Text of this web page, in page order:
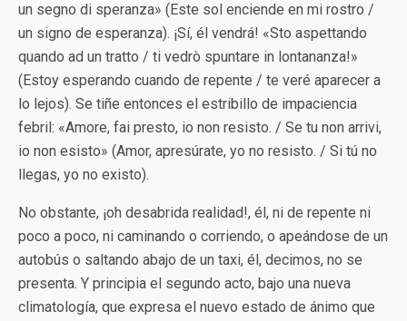
un segno di speranza» (Este sol enciende en mi rostro /
un signo de esperanza). ¡Sí, él vendrá! «Sto aspettando
quando ad un tratto / ti vedrò spuntare in lontananza!»
(Estoy esperando cuando de repente / te veré aparecer a
lo lejos). Se tiñe entonces el estribillo de impaciencia
febril: «Amore, fai presto, io non resisto. / Se tu non arrivi,
io non esisto» (Amor, apresúrate, yo no resisto. / Si tú no
llegas, yo no existo).
No obstante, ¡oh desabrida realidad!, él, ni de repente ni
poco a poco, ni caminando o corriendo, o apeándose de un
autobús o saltando abajo de un taxi, él, decimos, no se
presenta. Y principia el segundo acto, bajo una nueva
climatología, que expresa el nuevo estado de ánimo que